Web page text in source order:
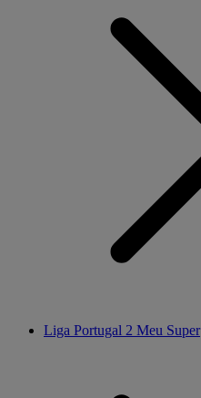
Liga Portugal 2 Meu Super